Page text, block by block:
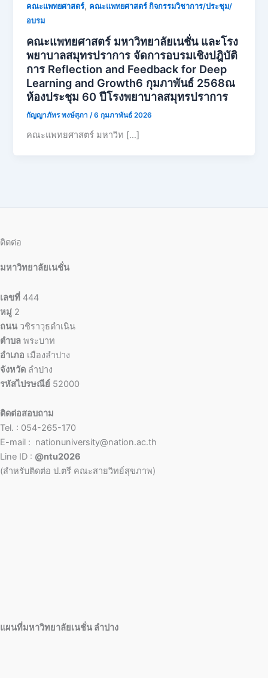
คณะแพทยศาสตร์, คณะแพทยศาสตร์ กิจกรรมวิชาการ/ประชุม/
อบรม
คณะแพทยศาสตร์ มหาวิทยาลัยเนชั่น และโรง
พยาบาลสมุทรปราการ จัดการอบรมเชิงปฎิบัติ
การ Reflection and Feedback for Deep
Learning and Growth6 กุมภาพันธ์ 2568ณ
ห้องประชุม 60 ปีโรงพยาบาลสมุทรปราการ
กัญญาภัทร พงษ์สุภา /6 กุมภาพันธ์ 2026
คณะแพทยศาสตร์ มหาวิท […]
ติดต่อ
มหาวิทยาลัยเนชั่น
เลขที่ 444
หมู่ 2
ถนน วชิราวุธดำเนิน
ตำบล พระบาท
อำเภอ เมืองลำปาง
จังหวัด ลำปาง
รหัสไปรษณีย์ 52000
ติดต่อสอบถาม
Tel. : 054-265-170
E-mail : nationuniversity@nation.ac.th
Line ID : @ntu2026
(สำหรับติดต่อ ป.ตรี คณะสายวิทย์สุขภาพ)
แผนที่มหาวิทยาลัยเนชั่น ลำปาง